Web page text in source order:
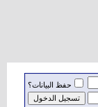
حفظ البيانات؟